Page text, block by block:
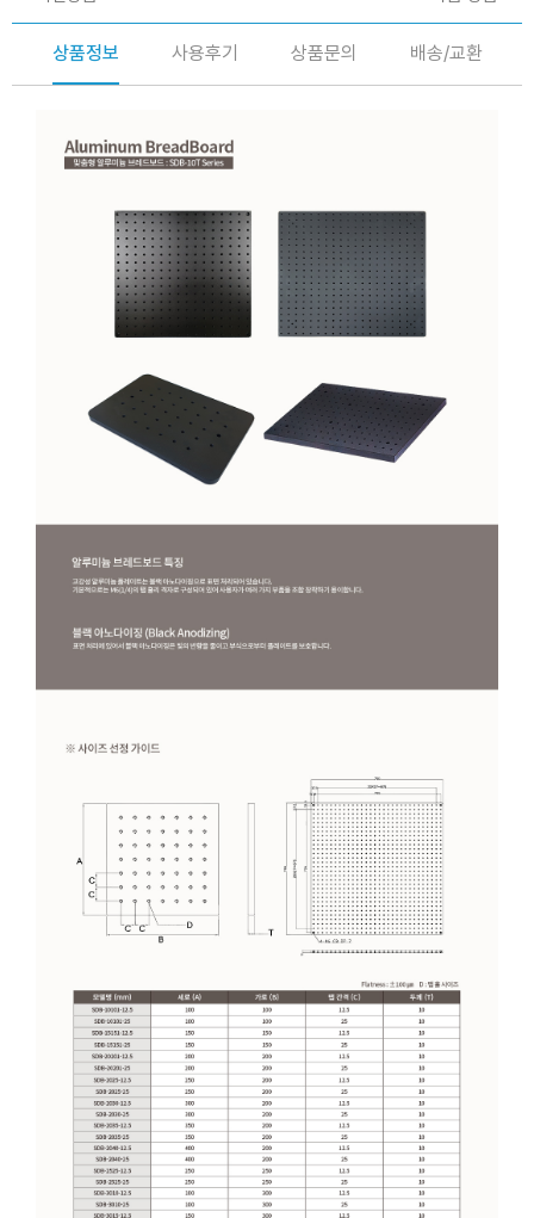
상품정보 사용후기 상품문의 배송/교환